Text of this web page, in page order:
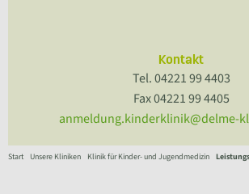
Kontakt
Tel. 04221 99 4403
Fax 04221 99 4405
anmeldung.kinderklinik@delme-
Start Unsere Kliniken Klinik für Kinder- und Jugendmedizin